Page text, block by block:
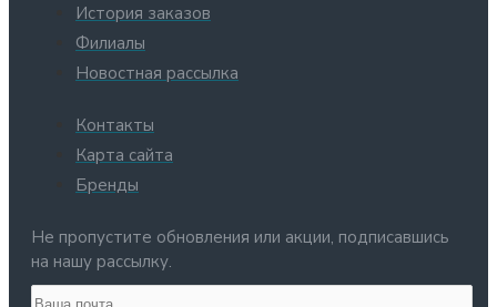
История заказов
Филиалы
Новостная рассылка
Контакты
Карта сайта
Бренды
Не пропустите обновления или акции, подписавшись
на нашу рассылку.